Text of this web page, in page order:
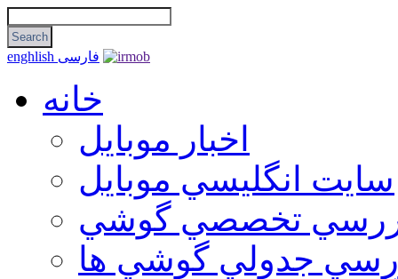
enghlish فارسی
خانه
اخبار موبایل
سايت انگليسي موبايل
تخصصي گوشي
جدولي گوشي ها